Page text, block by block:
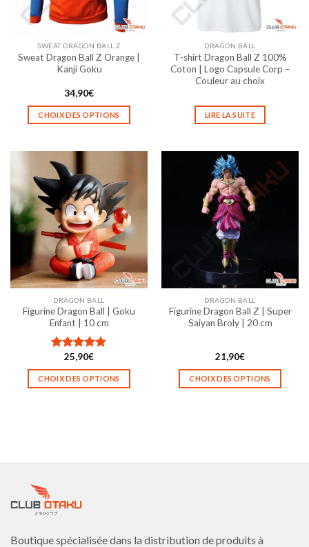
choisies
sur
page
du
choisies
la
page
du
produit
SWEAT DRAGON BALL Z
Sweat Dragon Ball Z Orange |
Kanji Goku
34,90€
CHOIX DES OPTIONS
plusieurs
variations.
Les
options
peuvent
être
choisies
sur
la
page
du
produit
DRAGON BALL
T-shirt Dragon Ball Z 100%
Coton | Logo Capsule Corp –
Couleur au choix
LIRE LA SUITE
DRAGON BALL
Figurine Dragon Ball | Goku
Enfant | 10 cm
Note5.00
sur 5
25,90€
CHOIX DES OPTIONS
Les
être
sur
DRAGON BALL
Figurine Dragon Ball Z | Super
Saiyan Broly | 20 cm
21,90€
CHOIX DES OPTIONS
Les
sur
Boutique spécialisée dans la distribution de produits à